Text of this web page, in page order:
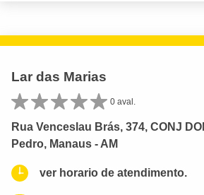
Lar das Marias
0 aval.
Rua Venceslau Brás, 374, CONJ
Pedro, Manaus - AM
ver horario de atendimento.